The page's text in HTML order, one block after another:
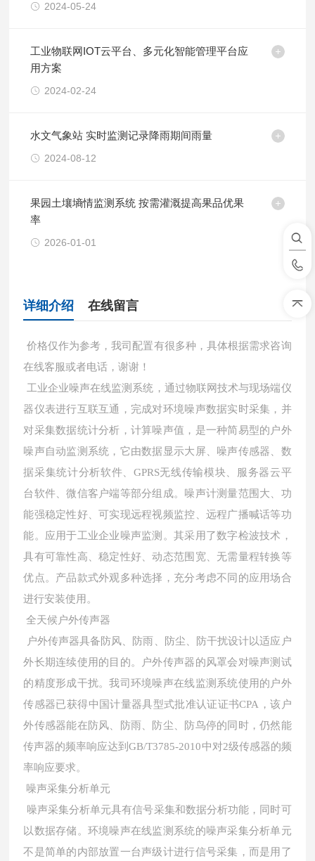
2024-05-24
工业物联网IOT云平台、多元化智能管理平台应
用方案
2024-02-24
水文气象站 实时监测记录降雨期间雨量
2024-08-12
果园土壤墒情监测系统 按需灌溉提高果品优果
率
2026-01-01
详细介绍 在线留言
价格仅作为参考，我司配置有很多种，具体根据需求咨询
在线客服或者电话，谢谢！
工业企业噪声在线监测系统，通过物联网技术与现场端仪
器仪表进行互联互通，完成对环境噪声数据实时采集，并
对采集数据统计分析，计算噪声值，是一种简易型的户外
噪声自动监测系统，它由数据显示大屏、噪声传感器、数
据采集统计分析软件、GPRS无线传输模块、服务器云平
台软件、微信客户端等部分组成。噪声计测量范围大、功
能强稳定性好、可实现远程视频监控、远程广播喊话等功
能。应用于工业企业噪声监测。其采用了数字检波技术，
具有可靠性高、稳定性好、动态范围宽、无需量程转换等
优点。产品款式外观多种选择，充分考虑不同的应用场合
进行安装使用。
全天候户外传声器
户外传声器具备防风、防雨、防尘、防干扰设计以适应户
外长期连续使用的目的。户外传声器的风罩会对噪声测试
的精度形成干扰。我司环境噪声在线监测系统使用的户外
传感器已获得中国计量器具型式批准认证证书CPA，该户
外传感器能在防风、防雨、防尘、防鸟停的同时，仍然能
传声器的频率响应达到GB/T3785-2010中对2级传感器的频
率响应要求。
噪声采集分析单元
噪声采集分析单元具有信号采集和数据分析功能，同时可
以数据存储。环境噪声在线监测系统的噪声采集分析单元
不是简单的内部放置一台声级计进行信号采集，而是用了